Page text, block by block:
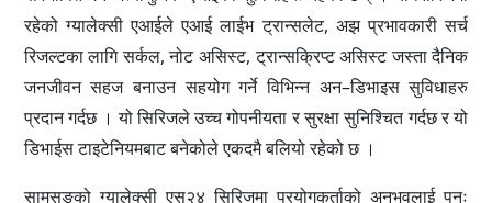
रहेको ग्यालेक्सी एआईले एआई लाईभ ट्रान्सलेट, अझ प्रभावकारी सर्च
रिजल्टका लागि सर्कल, नोट असिस्ट, ट्रान्सक्रिप्ट असिस्ट जस्ता दैनिक
जनजीवन सहज बनाउन सहयोग गर्ने विभिन्न अन–डिभाइस सुविधाहरु
प्रदान गर्दछ । यो सिरिजले उच्च गोपनीयता र सुरक्षा सुनिश्चित गर्दछ र यो
डिभाईस टाइटेनियमबाट बनेकोले एकदमै बलियो रहेको छ ।
सामसुङको ग्यालेक्सी एस२४ सिरिजमा प्रयोगकर्ताको अनुभवलाई पुनः